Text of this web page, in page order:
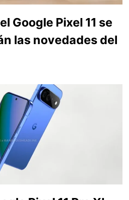
Google Pixel 11 se
las novedades del